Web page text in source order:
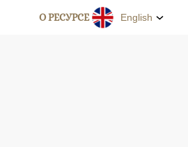
О РЕСУРСЕ English